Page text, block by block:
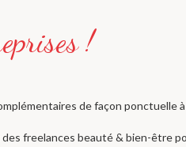
de façon ponctuelle
freelances beauté & bien-être